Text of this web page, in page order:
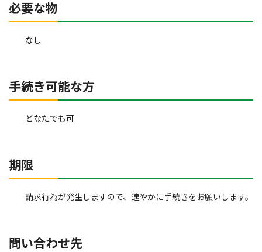
必要な物
なし
手続き可能な方
どなたでも可
期限
請求行為が発生しますので、速やかに手続きをお願いします。
問い合わせ先